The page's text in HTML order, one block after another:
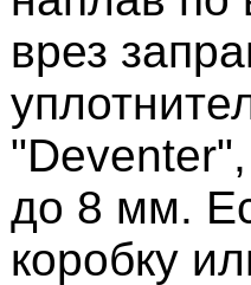
врез
до 8 мм.
коробку